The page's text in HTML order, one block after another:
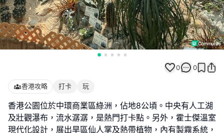
0 0
香港攻略 打卡 玩
香港公園位於中環商業區綠洲，佔地8公頃。中央有人工湖
及壯觀瀑布，流水潺潺，是熱門打卡點。另外，霍士傑溫室
現代化設計，展出旱區仙人掌及熱帶植物，內有製霧系統，